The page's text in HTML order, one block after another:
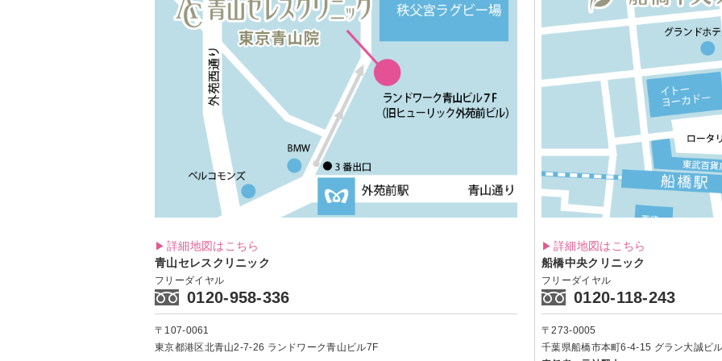
詳細地図はこちら
青山セレスクリニック
フリーダイヤル
0120-958-336
〒107-0061
東京都港区北青山2-7-26 ランドワーク青山ビル7F
詳細地図はこちら
船橋中央クリニック
フリーダイヤル
0120-118-243
〒273-0005
千葉県船橋市本町6-4-15 グラン大誠ビ